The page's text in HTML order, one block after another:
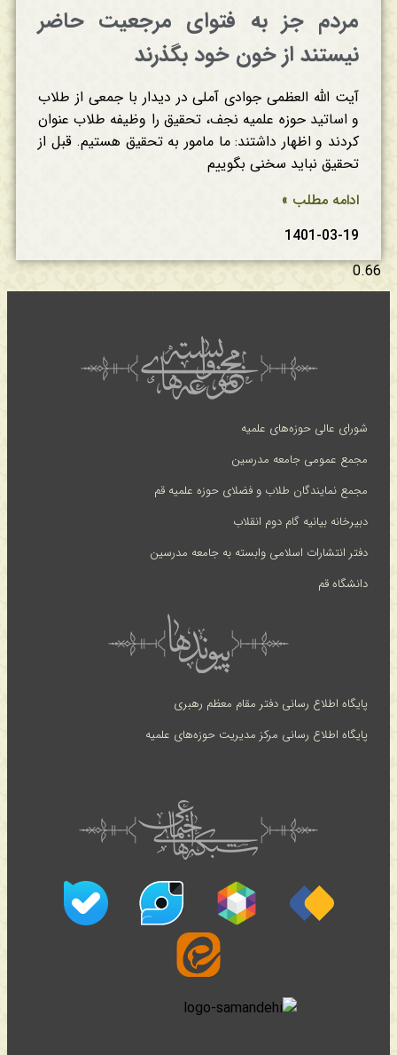
مردم جز به فتوای مرجعیت حاضر
نیستند از خون خود بگذرند
آیت الله العظمی جوادی آملی در دیدار با جمعی از طلاب
و اساتید حوزه علمیه نجف، تحقیق را وظیفه طلاب عنوان
کردند و اظهار داشتند: ما مامور به تحقیق هستیم. قبل از
تحقیق نباید سخنی بگوییم
ادامه مطلب »
1401-03-19
شورای عالی حوزه‌های علمیه
مجمع عمومی جامعه مدرسین
مجمع نمایندگان طلاب و فضلای حوزه علمیه قم
دبیرخانه بیانیه گام دوم انقلاب
دفتر انتشارات اسلامی وابسته به جامعه مدرسین
دانشگاه قم
پایگاه اطلاع رسانی دفتر مقام معظم رهبری
پایگاه اطلاع رسانی مرکز مدیریت حوزه‌های علمیه